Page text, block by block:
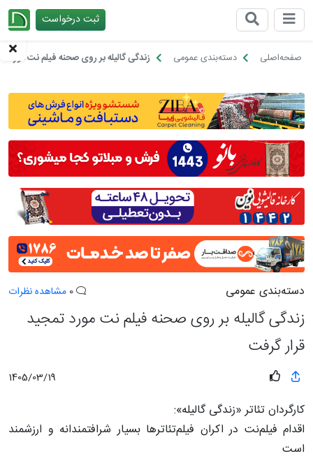
ثبت درخواست
صفحه‌اصلی دسته‌بندی عمومی زندگی گالیله بر روی صحنه فیلم نت مورد
دسته‌بندی عمومی مشاهده نظرات
زندگی گالیله بر روی صحنه فیلم نت مورد تمجید
قرار گرفت
1405/03/19
کارگردان تئاتر «زندگی گالیله»:
اقدام فیلم‌نت در اکران فیلم‌تئاترها بسیار شرافتمندانه و ارزشمند
است